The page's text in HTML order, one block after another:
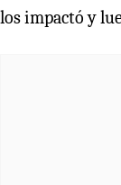
los impactó y